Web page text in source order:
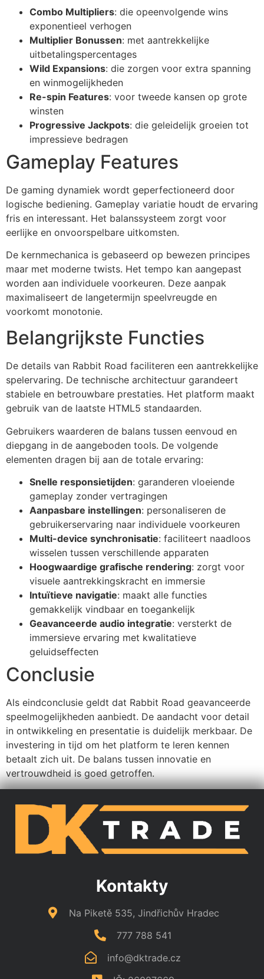
Combo Multipliers: die opeenvolgende wins
exponentieel verhogen
Multiplier Bonussen: met aantrekkelijke
uitbetalingspercentages
Wild Expansions: die zorgen voor extra spanning
en winmogelijkheden
Re-spin Features: voor tweede kansen op grote
winsten
Progressive Jackpots: die geleidelijk groeien tot
impressieve bedragen
Gameplay Features
De gaming dynamiek wordt geperfectioneerd door
logische bediening. Gameplay variatie houdt de ervaring
fris en interessant. Het balanssysteem zorgt voor
eerlijke en onvoorspelbare uitkomsten.
De kernmechanica is gebaseerd op bewezen principes
maar met moderne twists. Het tempo kan aangepast
worden aan individuele voorkeuren. Deze aanpak
maximaliseert de langetermijn speelvreugde en
voorkomt monotonie.
Belangrijkste Functies
De details van Rabbit Road faciliteren een aantrekkelijke
spelervaring. De technische architectuur garandeert
stabiele en betrouwbare prestaties. Het platform maakt
gebruik van de laatste HTML5 standaarden.
Gebruikers waarderen de balans tussen eenvoud en
diepgang in de aangeboden tools. De volgende
elementen dragen bij aan de totale ervaring:
Snelle responsietijden: garanderen vloeiende
gameplay zonder vertragingen
Aanpasbare instellingen: personaliseren de
gebruikerservaring naar individuele voorkeuren
Multi-device synchronisatie: faciliteert naadloos
wisselen tussen verschillende apparaten
Hoogwaardige grafische rendering: zorgt voor
visuele aantrekkingskracht en immersie
Intuïtieve navigatie: maakt alle functies
gemakkelijk vindbaar en toegankelijk
Geavanceerde audio integratie: versterkt de
immersieve ervaring met kwalitatieve
geluidseffecten
Conclusie
Als eindconclusie geldt dat Rabbit Road geavanceerde
speelmogelijkheden aanbiedt. De aandacht voor detail
in ontwikkeling en presentatie is duidelijk merkbaar. De
investering in tijd om het platform te leren kennen
betaalt zich uit. De balans tussen innovatie en
vertrouwdheid is goed getroffen.
Kontakty
Na Piketě 535, Jindřichův Hradec
777 788 541
info@dktrade.cz